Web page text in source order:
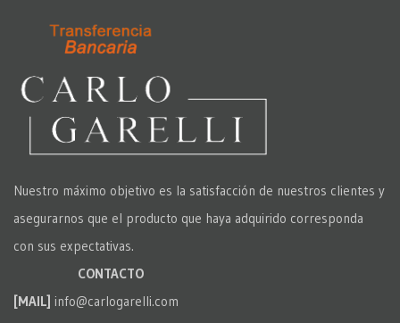
Nuestro máximo objetivo es la satisfacción de nuestros clientes y
asegurarnos que el producto que haya adquirido corresponda
con sus expectativas.
CONTACTO
[MAIL] info@carlogarelli.com